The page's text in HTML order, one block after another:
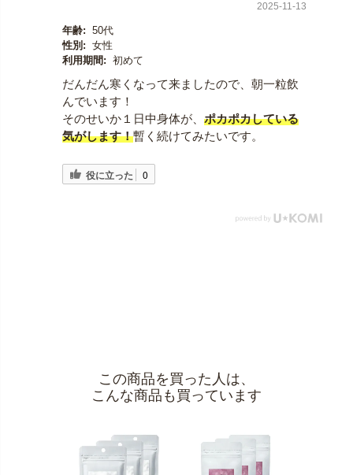
2025-11-13
年齢: 50代
性別: 女性
利用期間: 初めて
だんだん寒くなって来ましたので、朝一粒飲
んでいます！
そのせいか１日中身体が、 ポカポカしている
気がします！暫く続けてみたいです。
役に立った 0
この商品を買った人は、
こんな商品も買っています